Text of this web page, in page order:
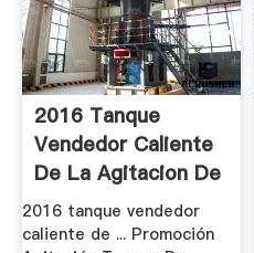
2016 Tanque
Vendedor Caliente
De La Agitacion De
.
2016 tanque vendedor
caliente de ... Promoción